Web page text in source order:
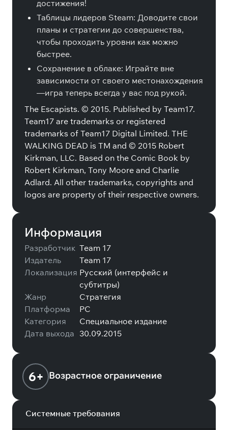
достижения!
Таблицы лидеров Steam: Доводите свои
планы и стратегии до совершенства,
чтобы проходить уровни как можно
быстрее.
Сохранение в облаке: Играйте вне
зависимости от своего местонахождения
—игра теперь всегда у вас под рукой.
The Escapists. © 2015. Published by Team17.
Team17 are trademarks or registered
trademarks of Team17 Digital Limited. THE
WALKING DEAD is TM and © 2015 Robert
Kirkman, LLC. Based on the Comic Book by
Robert Kirkman, Tony Moore and Charlie
Adlard. All other trademarks, copyrights and
logos are property of their respective owners.
Информация
Разработчик Team 17
Издатель
Team 17
Локализация Русский (интерфейс и
субтитры)
Жанр
Стратегия
Платформа
PC
Категория
Специальное издание
Дата выхода 30.09.2015
6+ Возрастное ограничение
Системные требования